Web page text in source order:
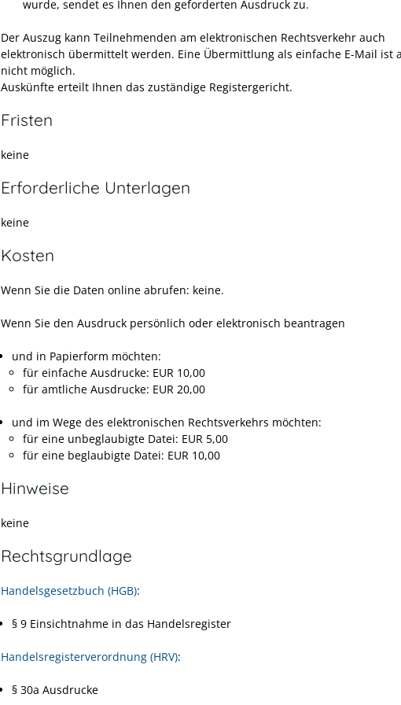
wurde, sendet es Ihnen den geforderten Ausdruck zu.
Der Auszug kann Teilnehmenden am elektronischen Rechtsverkehr auch
elektronisch übermittelt werden. Eine Übermittlung als einfache E-Mail ist
nicht möglich.
Auskünfte erteilt Ihnen das zuständige Registergericht.
Fristen
keine
Erforderliche Unterlagen
keine
Kosten
Wenn Sie die Daten online abrufen: keine.
Wenn Sie den Ausdruck persönlich oder elektronisch beantragen
und in Papierform möchten:
für einfache Ausdrucke: EUR 10,00
für amtliche Ausdrucke: EUR 20,00
und im Wege des elektronischen Rechtsverkehrs möchten:
für eine unbeglaubigte Datei: EUR 5,00
für eine beglaubigte Datei: EUR 10,00
Hinweise
keine
Rechtsgrundlage
Handelsgesetzbuch (HGB):
§ 9 Einsichtnahme in das Handelsregister
Handelsregisterverordnung (HRV):
§ 30a Ausdrucke